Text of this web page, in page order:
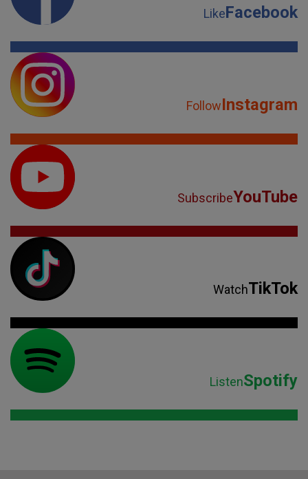
LikeFacebook
FollowInstagram
SubscribeYouTube
WatchTikTok
ListenSpotify